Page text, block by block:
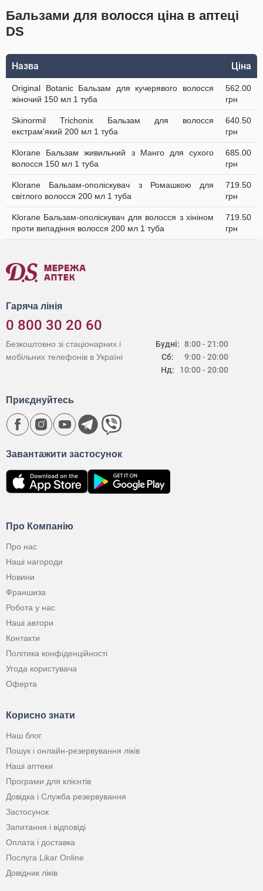
Бальзами для волосся ціна в аптеці
DS
Назва Ціна
Original Botanic Бальзам для кучерявого волосся
жіночий 150 мл 1 туба
562.00
грн
Skinormil Trichonix Бальзам для волосся
екстрам'який 200 мл 1 туба
640.50
грн
Klorane Бальзам живильний з Манго для сухого
волосся 150 мл 1 туба
685.00
грн
Klorane Бальзам-ополіскувач з Ромашкою для
світлого волосся 200 мл 1 туба
719.50
грн
Klorane Бальзам-ополіскувач для волосся з хініном
проти випадіння волосся 200 мл 1 туба
719.50
грн
Гаряча лінія
0 800 30 20 60
Будні:
Сб:
Нд:
8:00 - 21:00
9:00 - 20:00
10:00 - 20:00
Безкоштовно зі стаціонарних і
мобільних телефонів в Україні
Про Компанію
Про нас
Наші нагороди
Новини
Франшиза
Робота у нас
Наші автори
Контакти
Політика конфіденційності
Угода користувача
Оферта
Корисно знати
Наш блог
Пошук і онлайн-резервування ліків
Наші аптеки
Програми для клієнтів
Довідка і Служба резервування
Застосунок
Запитання і відповіді
Оплата і доставка
Послуга Likar Online
Довідник ліків
Завантажити застосунок
Приєднуйтесь